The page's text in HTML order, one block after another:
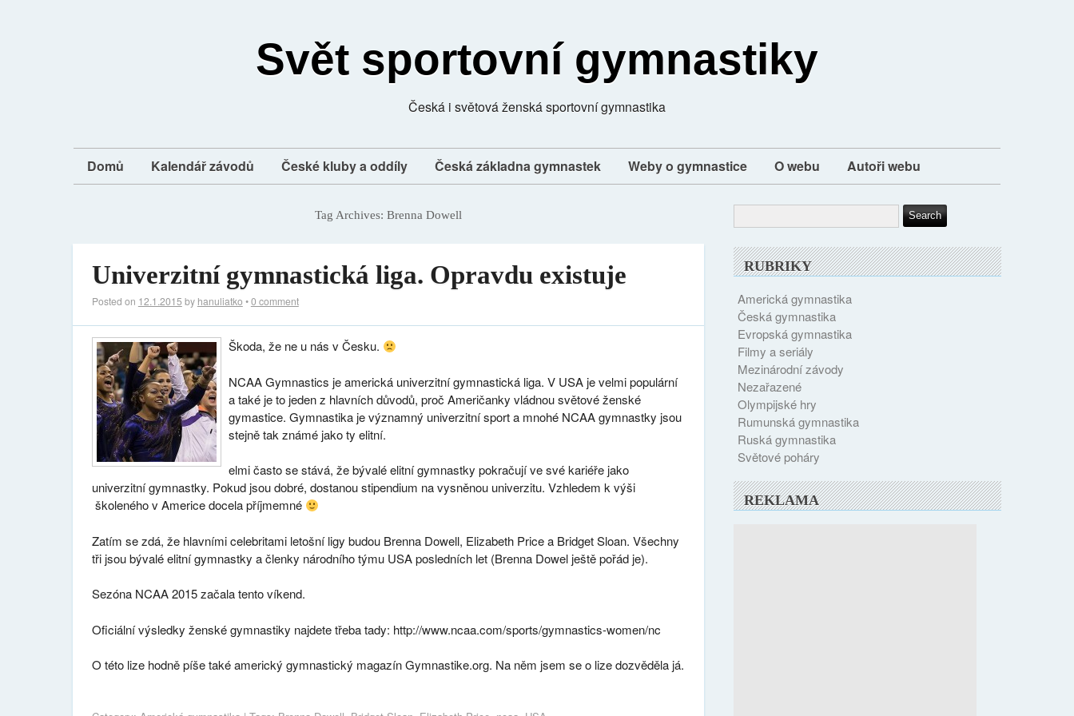
Svět sportovní gymnastiky
Česká i světová ženská sportovní gymnastika
Domů Kalendář závodů České kluby a oddíly Česká základna gymnastek Weby o gymnastice O webu Autoři webu
Tag Archives:Brenna Dowell
Univerzitní gymnastická liga. Opravdu existuje
Posted on 12.1.2015 by hanuliatko •0 comment
Škoda, že ne u nás v Česku.
NCAA Gymnastics je americká univerzitní gymnastická liga. V USA je velmi populární
a také je to jeden z hlavních důvodů, proč Američanky vládnou světové ženské
gymastice. Gymnastika je významný univerzitní sport a mnohé NCAA gymnastky jsou
stejně tak známé jako ty elitní.
elmi často se stává, že bývalé elitní gymnastky pokračují ve své kariéře jako
univerzitní gymnastky. Pokud jsou dobré, dostanou stipendium na vysněnou univerzitu. Vzhledem k výši
školeného v Americe docela příjmemné
Zatím se zdá, že hlavními celebritami letošní ligy budou Brenna Dowell, Elizabeth Price a Bridget Sloan. Všechny
tři jsou bývalé elitní gymnastky a členky národního týmu USA posledních let (Brenna Dowel ještě pořád je).
Sezóna NCAA 2015 začala tento víkend.
Oficiální výsledky ženské gymnastiky najdete třeba tady: http://www.ncaa.com/sports/gymnastics-women/nc
O této lize hodně píše také americký gymnastický magazín Gymnastike.org. Na něm jsem se o lize dozvěděla já.
RUBRIKY
Americká gymnastika
Česká gymnastika
Evropská gymnastika
Filmy a seriály
Mezinárodní závody
Nezařazené
Olympijské hry
Rumunská gymnastika
Ruská gymnastika
Světové poháry
REKLAMA